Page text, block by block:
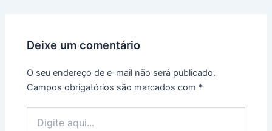
Deixe um comentário
O seu endereço de e-mail não será publicado.
Campos obrigatórios são marcados com *
aqui...